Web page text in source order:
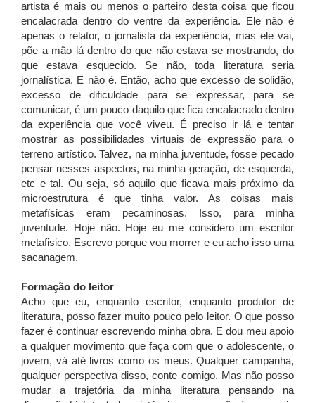
artista é mais ou menos o parteiro desta coisa que ficou
encalacrada dentro do ventre da experiência. Ele não é
apenas o relator, o jornalista da experiência, mas ele vai,
põe a mão lá dentro do que não estava se mostrando, do
que estava esquecido. Se não, toda literatura seria
jornalística. E não é. Então, acho que excesso de solidão,
excesso de dificuldade para se expressar, para se
comunicar, é um pouco daquilo que fica encalacrado dentro
da experiência que você viveu. É preciso ir lá e tentar
mostrar as possibilidades virtuais de expressão para o
terreno artístico. Talvez, na minha juventude, fosse pecado
pensar nesses aspectos, na minha geração, de esquerda,
etc e tal. Ou seja, só aquilo que ficava mais próximo da
microestrutura é que tinha valor. As coisas mais
metafísicas eram pecaminosas. Isso, para minha
juventude. Hoje não. Hoje eu me considero um escritor
metafisico. Escrevo porque vou morrer e eu acho isso uma
sacanagem.
Formação do leitor
Acho que eu, enquanto escritor, enquanto produtor de
literatura, posso fazer muito pouco pelo leitor. O que posso
fazer é continuar escrevendo minha obra. E dou meu apoio
a qualquer movimento que faça com que o adolescente, o
jovem, vá até livros como os meus. Qualquer campanha,
qualquer perspectiva disso, conte comigo. Mas não posso
mudar a trajetória da minha literatura pensando na